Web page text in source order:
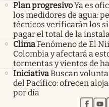
Plan progresivoYa es
los medidores de agua:
técnicos verificarán los
pagar el total de la
ClimaFenómeno de El
Colombia y afectará a
tormentas y vientos de
IniciativaBuscan
del Pacífico: ofrecen
por día